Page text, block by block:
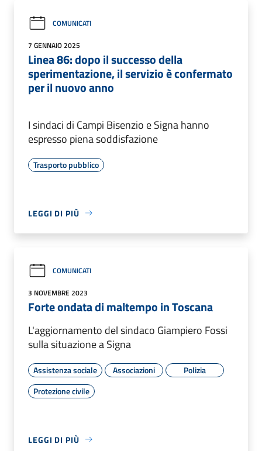
COMUNICATI
7 GENNAIO 2025
Linea 86: dopo il successo della
sperimentazione, il servizio è confermato
per il nuovo anno
I sindaci di Campi Bisenzio e Signa hanno
espresso piena soddisfazione
Trasporto pubblico
LEGGI DI PIÙ
COMUNICATI
3 NOVEMBRE 2023
Forte ondata di maltempo in Toscana
L'aggiornamento del sindaco Giampiero Fossi
sulla situazione a Signa
Assistenza sociale Associazioni
Polizia
Protezione civile
LEGGI DI PIÙ